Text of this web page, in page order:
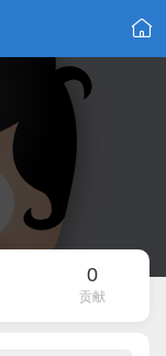
0
贡献